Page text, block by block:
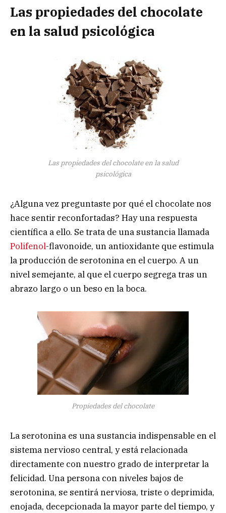
Las propiedades del chocolate
en la salud psicológica
Las propiedades del chocolate en la salud
psicológica
¿Alguna vez preguntaste por qué el chocolate nos
hace sentir reconfortadas? Hay una respuesta
científica a ello. Se trata de una sustancia llamada
Polifenol-flavonoide, un antioxidante que estimula
la producción de serotonina en el cuerpo. A un
nivel semejante, al que el cuerpo segrega tras un
abrazo largo o un beso en la boca.
Propiedades del chocolate
La serotonina es una sustancia indispensable en el
sistema nervioso central, y está relacionada
directamente con nuestro grado de interpretar la
felicidad. Una persona con niveles bajos de
serotonina, se sentirá nerviosa, triste o deprimida,
enojada, decepcionada la mayor parte del tiempo, y